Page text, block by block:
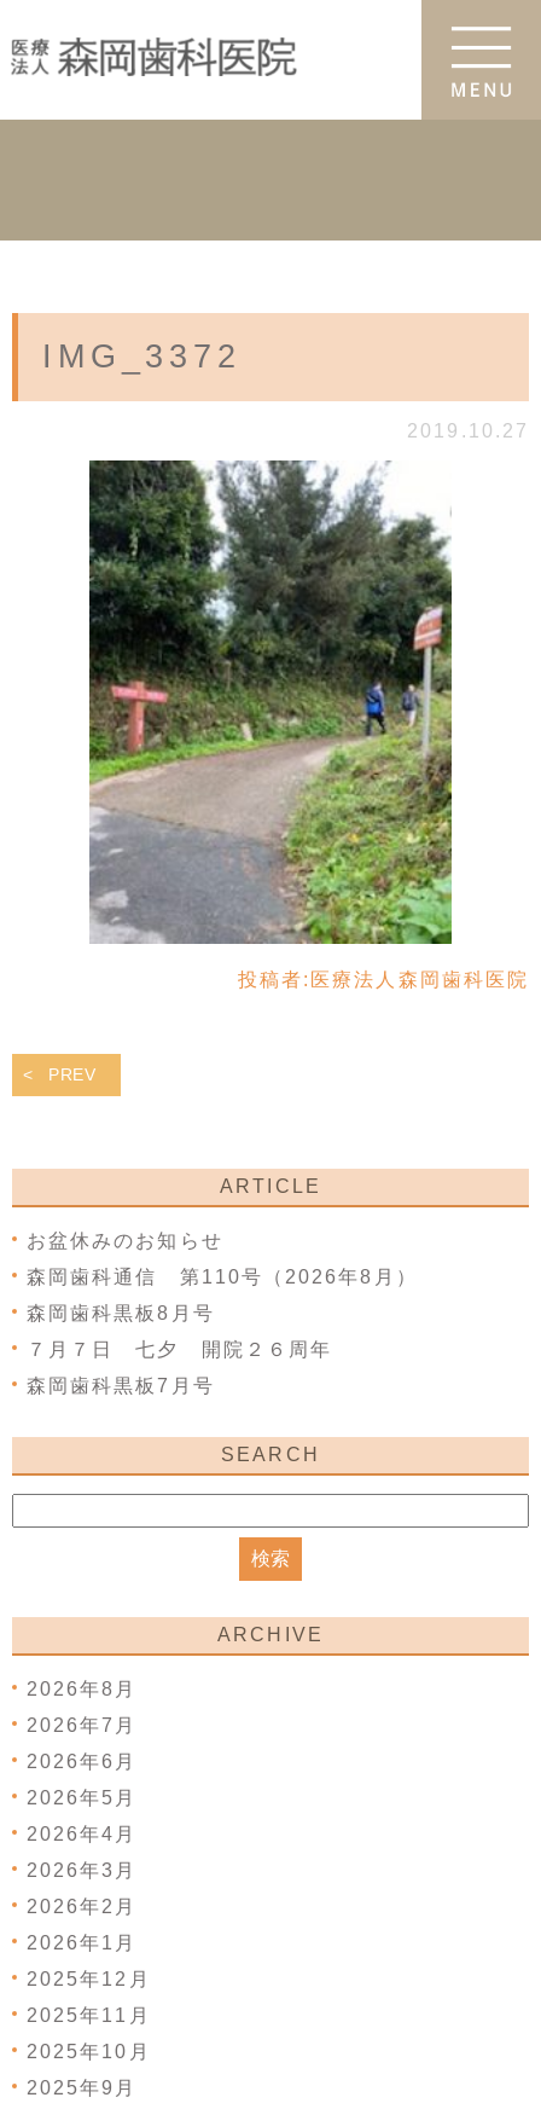
IMG_3372
2019.10.27
投稿者: 医療法人森岡歯科医院
PREV
ARTICLE
お盆休みのお知らせ
森岡歯科通信 第110号（2026年8月）
森岡歯科黒板8月号
７月７日 七夕 開院２６周年
森岡歯科黒板7月号
SEARCH
ARCHIVE
2026年8月
2026年7月
2026年6月
2026年5月
2026年4月
2026年3月
2026年2月
2026年1月
2025年12月
2025年11月
2025年10月
2025年9月